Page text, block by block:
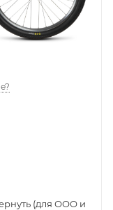
(для ООО и